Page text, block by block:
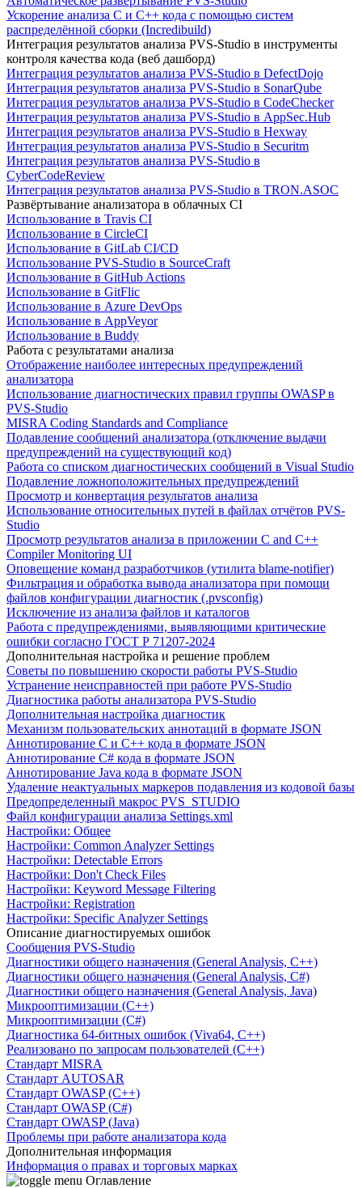
Ускорение анализа C и C++ кода с помощью систем
распределённой сборки (Incredibuild)
Интеграция результатов анализа PVS-Studio в инструменты
контроля качества кода (веб дашборд)
Интеграция результатов анализа PVS-Studio в DefectDojo
Интеграция результатов анализа PVS-Studio в SonarQube
Интеграция результатов анализа PVS-Studio в CodeChecker
Интеграция результатов анализа PVS-Studio в AppSec.Hub
Интеграция результатов анализа PVS-Studio в Hexway
Интеграция результатов анализа PVS-Studio в Securitm
Интеграция результатов анализа PVS-Studio в
CyberCodeReview
Интеграция результатов анализа PVS-Studio в TRON.ASOC
Развёртывание анализатора в облачных CI
Использование в Travis CI
Использование в CircleCI
Использование в GitLab CI/CD
Использование PVS-Studio в SourceCraft
Использование в GitHub Actions
Использование в GitFlic
Использование в Azure DevOps
Использование в AppVeyor
Использование в Buddy
Работа с результатами анализа
Отображение наиболее интересных предупреждений
анализатора
Использование диагностических правил группы OWASP в
PVS-Studio
MISRA Coding Standards and Compliance
Подавление сообщений анализатора (отключение выдачи
предупреждений на существующий код)
Работа со списком диагностических сообщений в Visual Studio
Подавление ложноположительных предупреждений
Просмотр и конвертация результатов анализа
Использование относительных путей в файлах отчётов PVS-
Studio
Просмотр результатов анализа в приложении C and C++
Compiler Monitoring UI
Оповещение команд разработчиков (утилита blame-notifier)
Фильтрация и обработка вывода анализатора при помощи
файлов конфигурации диагностик (.pvsconfig)
Исключение из анализа файлов и каталогов
Работа с предупреждениями, выявляющими критические
ошибки согласно ГОСТ Р 71207-2024
Дополнительная настройка и решение проблем
Советы по повышению скорости работы PVS-Studio
Устранение неисправностей при работе PVS-Studio
Диагностика работы анализатора PVS-Studio
Дополнительная настройка диагностик
Механизм пользовательских аннотаций в формате JSON
Аннотирование C и C++ кода в формате JSON
Аннотирование C# кода в формате JSON
Аннотирование Java кода в формате JSON
Удаление неактуальных маркеров подавления из кодовой базы
Предопределенный макрос PVS_STUDIO
Файл конфигурации анализа Settings.xml
Настройки: Общее
Настройки: Common Analyzer Settings
Настройки: Detectable Errors
Настройки: Don't Check Files
Настройки: Keyword Message Filtering
Настройки: Registration
Настройки: Specific Analyzer Settings
Описание диагностируемых ошибок
Сообщения PVS-Studio
Диагностики общего назначения (General Analysis, C++)
Диагностики общего назначения (General Analysis, C#)
Диагностики общего назначения (General Analysis, Java)
Микрооптимизации (C++)
Микрооптимизации (C#)
Диагностика 64-битных ошибок (Viva64, C++)
Реализовано по запросам пользователей (C++)
Cтандарт MISRA
Стандарт AUTOSAR
Стандарт OWASP (C++)
Стандарт OWASP (C#)
Стандарт OWASP (Java)
Проблемы при работе анализатора кода
Дополнительная информация
Информация о правах и торговых марках
Оглавление